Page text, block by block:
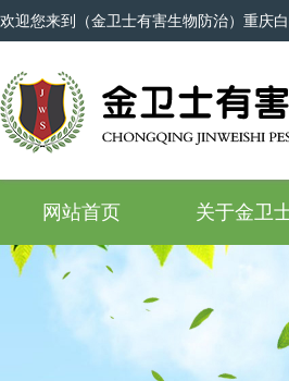
欢迎您来到（金卫士有害生物防治）重庆
网站首页 关于金卫